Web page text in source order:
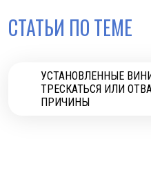
СТАТЬИ ПО ТЕМЕ
УСТАНОВЛЕННЫЕ
ТРЕСКАТЬСЯ ИЛИ
ПРИЧИНЫ